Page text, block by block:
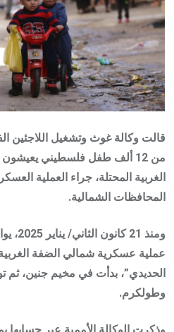
قالت وكالة غوث وتشغيل اللاجئين
من 12 ألف طفل فلسطيني
الغربية المحتلة، جراء العملية
المحافظات الشمالية.
ومنذ
عملية عسكرية شمالي الضفة
الحديدي”، بدأت في مخيم جنين،
وطولكرم.
وذكرت الوكالة الأممية عبر